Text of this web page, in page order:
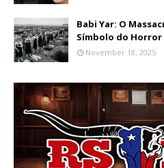
Babi Yar: O
Símbolo do
November 18, 2025